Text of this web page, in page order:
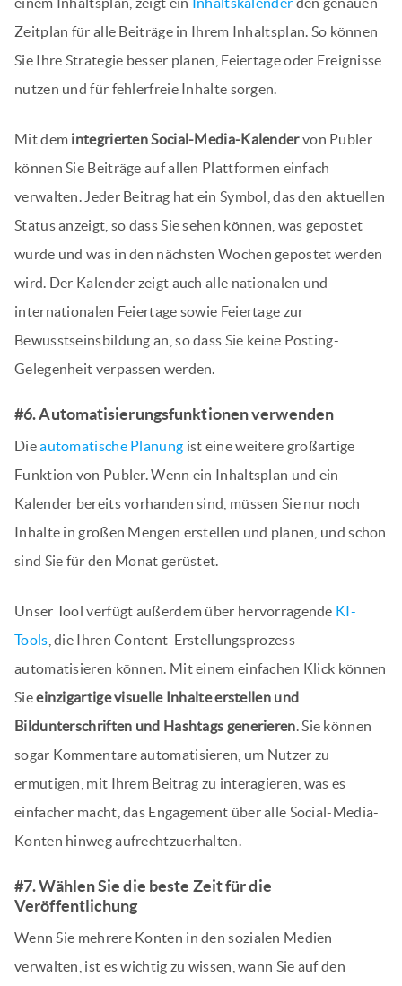
Zeitplan für alle Beiträge in Ihrem Inhaltsplan. So können
Sie Ihre Strategie besser planen, Feiertage oder Ereignisse
nutzen und für fehlerfreie Inhalte sorgen.
Mit dem integrierten Social-Media-Kalendervon Publer
können Sie Beiträge auf allen Plattformen einfach
verwalten. Jeder Beitrag hat ein Symbol, das den aktuellen
Status anzeigt, so dass Sie sehen können, was gepostet
wurde und was in den nächsten Wochen gepostet werden
wird. Der Kalender zeigt auch alle nationalen und
internationalen Feiertage sowie Feiertage zur
Bewusstseinsbildung an, so dass Sie keine Posting-
Gelegenheit verpassen werden.
#6. Automatisierungsfunktionen verwenden
Dieautomatische Planung ist eine weitere großartige
Funktion von Publer. Wenn ein Inhaltsplan und ein
Kalender bereits vorhanden sind, müssen Sie nur noch
Inhalte in großen Mengen erstellen und planen, und schon
sind Sie für den Monat gerüstet.
Unser Tool verfügt außerdem über hervorragende KI-
Tools , die Ihren Content-Erstellungsprozess
automatisieren können. Mit einem einfachen Klick können
Sieeinzigartige visuelle Inhalte erstellen und
Bildunterschriften und Hashtags generieren. Sie können
sogar Kommentare automatisieren, um Nutzer zu
ermutigen, mit Ihrem Beitrag zu interagieren, was es
einfacher macht, das Engagement über alle Social-Media-
Konten hinweg aufrechtzuerhalten.
#7. Wählen Sie die beste Zeit für die
Veröffentlichung
Wenn Sie mehrere Konten in den sozialen Medien
verwalten, ist es wichtig zu wissen, wann Sie auf den